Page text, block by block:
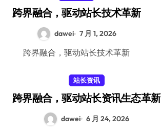
跨界融合，驱动站长技术革新
dawei 7 月 1, 2026
跨界融合，驱动站长技术革新
站长资讯
跨界融合，驱动站长资讯生态革新
dawei 6 月 24, 2026